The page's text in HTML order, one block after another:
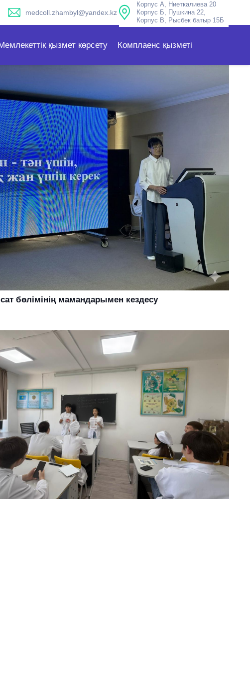
medcoll.zhambyl@yandex.kz
Корпус А, Ниеткалиева 20
Корпус Б, Пушкина 22,
Корпус В, Рысбек батыр 15Б
қызмет көрсету Комплаенс қызметі
бөлімінің мамандарымен кездесу